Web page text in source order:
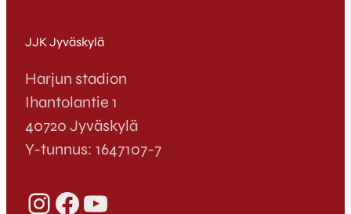
JJK Jyväskylä
Harjun stadion
Ihantolantie 1
40720 Jyväskylä
Y-tunnus: 1647107-7
InstagramFacebook YouTube